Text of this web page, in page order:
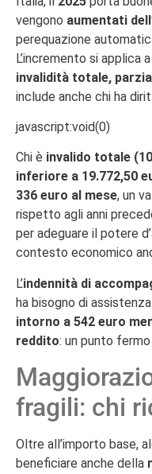
vengono aumentati
perequazione
L’incremento si applica
invalidità totale,
include anche chi ha
javascript:void(0)
Chi è invalido totale
inferiore a 19.772,50
336 euro al mese, un
rispetto agli anni
per adeguare il potere
contesto economico
L’indennità di
ha bisogno di
intorno a 542 euro
reddito: un punto
fragili: chi
Oltre all’importo base,
beneficiare anche della